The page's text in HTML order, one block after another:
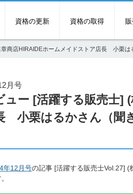
資格の更新 資格の取得
商店HIRAIDEホームメイドストア店長 小栗は
月号
ュー [活躍する販売士]
小栗はるかさん（聞
年12月号の記事 [活躍する販売士